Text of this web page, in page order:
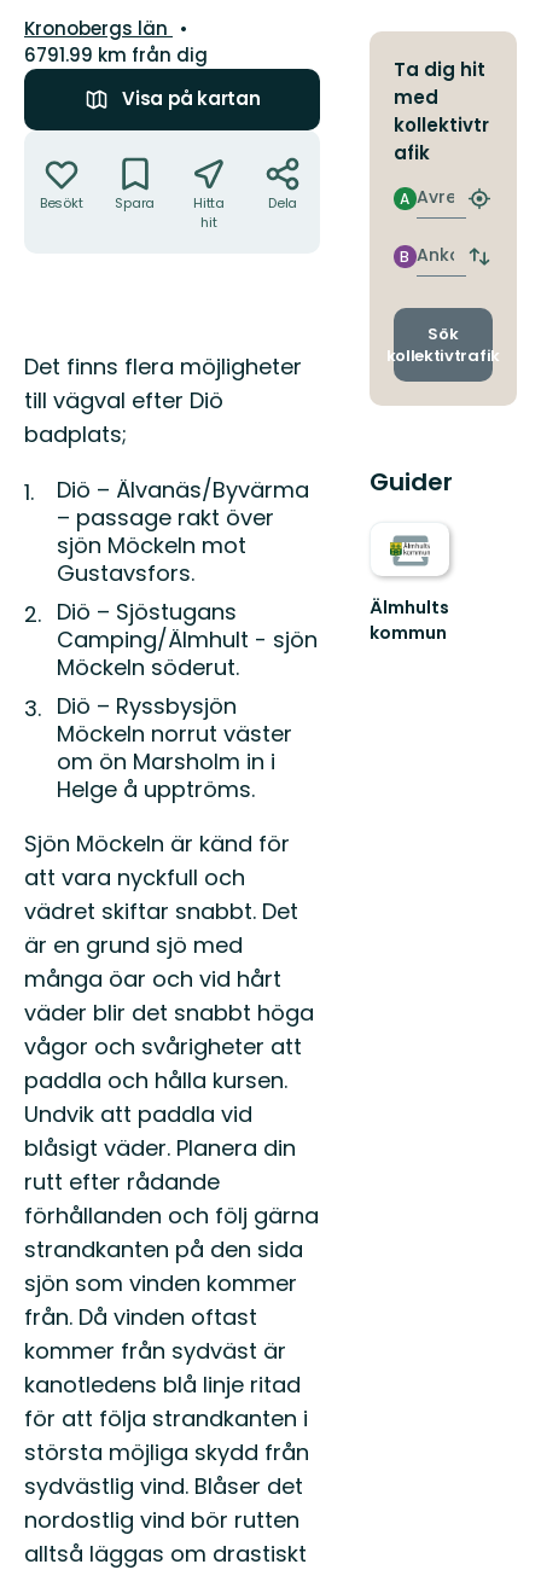
Län:
Kronobergs län
6791.99 km från dig
Visa på kartan
Besökt Spara
Hitta
hit
Dela
Beskrivning
Det finns flera möjligheter
till vägval efter Diö
badplats;
Diö – Älvanäs/Byvärma
– passage rakt över
sjön Möckeln mot
Gustavsfors.
Diö – Sjöstugans
Camping/Älmhult - sjön
Möckeln söderut.
Diö – Ryssbysjön
Möckeln norrut väster
om ön Marsholm in i
Helge å upptröms.
Sjön Möckeln är känd för
att vara nyckfull och
vädret skiftar snabbt. Det
är en grund sjö med
många öar och vid hårt
väder blir det snabbt höga
vågor och svårigheter att
paddla och hålla kursen.
Undvik att paddla vid
blåsigt väder. Planera din
rutt efter rådande
förhållanden och följ gärna
strandkanten på den sida
sjön som vinden kommer
från. Då vinden oftast
kommer från sydväst är
kanotledens blå linje ritad
för att följa strandkanten i
största möjliga skydd från
sydvästlig vind. Blåser det
nordostlig vind bör rutten
alltså läggas om drastiskt
Ta dig hit
med
kollektivtr
afik
Avresa
A
Hitta
Ankomst
B
Byt
och
Sök
kollektivtrafik
Guider
Älmhults
kommun